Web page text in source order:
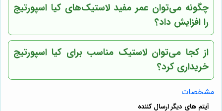
چگونه می‌توان عمر مفید لاستیک‌های کیا اسپورتیج
را افزایش داد؟
از کجا می‌توان لاستیک مناسب برای کیا اسپورتیج
خریداری کرد؟
مشخصات